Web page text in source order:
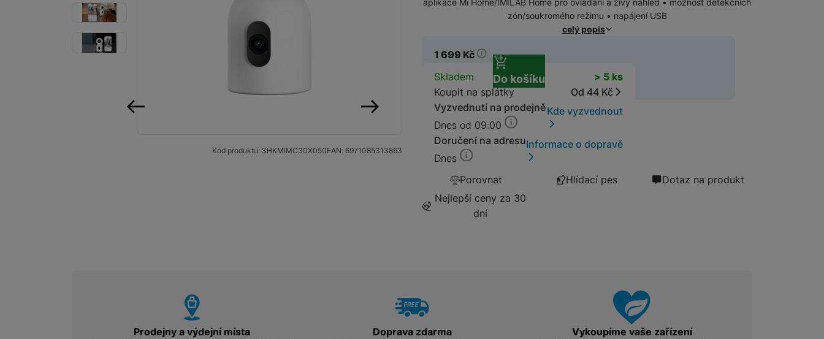
Smart
Chytré chovatelské potřeby
Přenosné kompresory
Auto-moto
Autonavigace
Ventilátory
zón/soukromého režimu • napájení USB
celý popis
1 699 Kč
Do košíku
Dostupnost
Skladem
> 5 ks
Koupit na splátky
Od 44 Kč
Vyzvednutí na prodejně
Dnes od 09:00
Kde vyzvednout
Doručení na adresu
Dnes
Informace o dopravě
Porovnat Hlídací pes
Dotaz na produkt
Nejlepší ceny za 30
dní
Kód produktu: SHKMIMC30X050EAN: 6971085313863
Prodejny a výdejní místa Doprava zdarma Vykoupíme vaše zařízení